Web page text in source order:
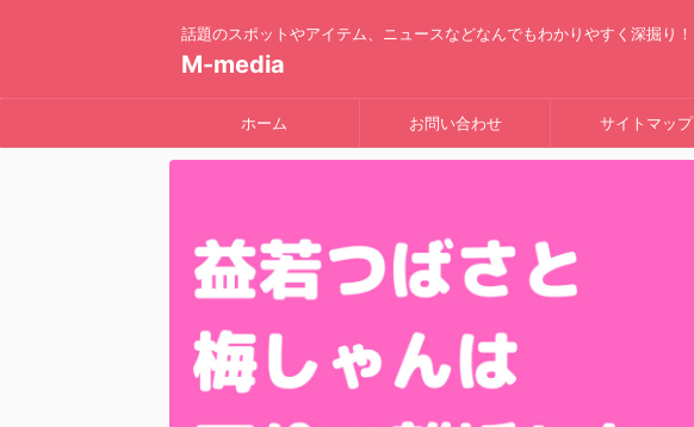
話題のスポットやアイテム、ニュースなどなんでもわかりやすく深掘り！
M-media
ホーム お問い合わせ サイトマップ